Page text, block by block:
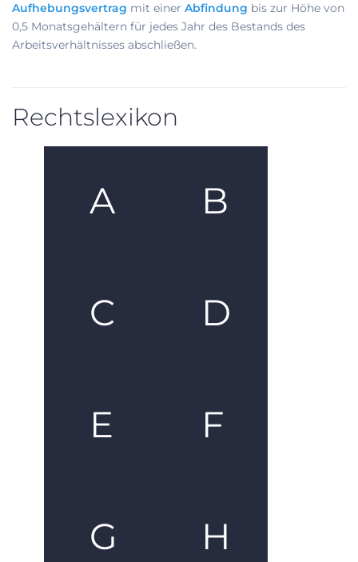
Aufhebungsvertrag mit einer Abfindung bis zur Höhe von
0,5 Monatsgehältern für jedes Jahr des Bestands des
Arbeitsverhältnisses abschließen.
Rechtslexikon
A B
C D
E F
G H